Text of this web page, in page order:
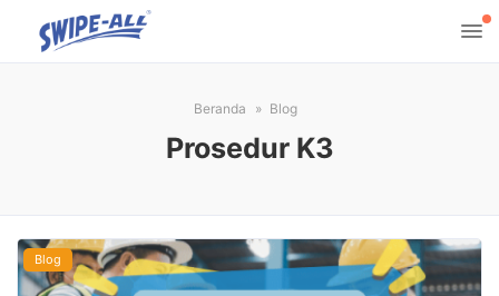
Beranda Blog
Prosedur K3
Blog